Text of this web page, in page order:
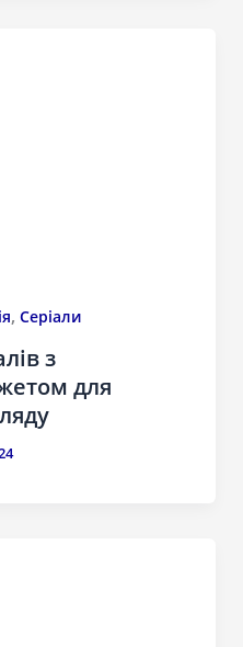
, Серіали
з
для